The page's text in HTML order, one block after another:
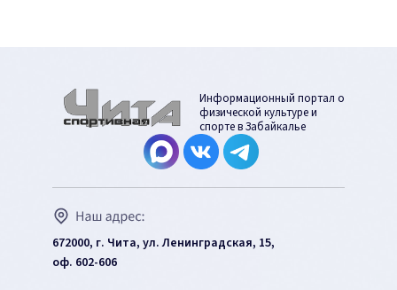
Информационный портал о
физической культуре и
спорте в Забайкалье
672000, г. Чита, ул. Ленинградская, 15,
оф. 602-606